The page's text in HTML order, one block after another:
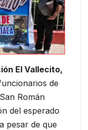
El Vallecito,
de
Román
del esperado
pesar de que